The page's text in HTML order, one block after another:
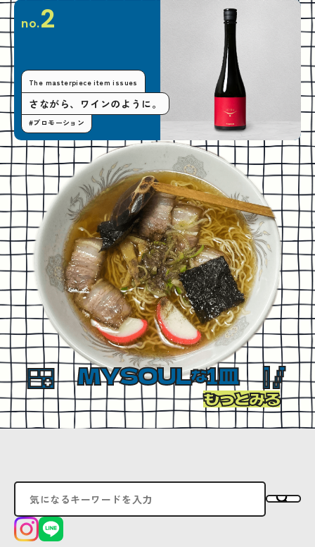
no.2
The masterpiece item issues
さながら、ワインのように。
#プロモーション
MYSOULな1皿
もっとみる